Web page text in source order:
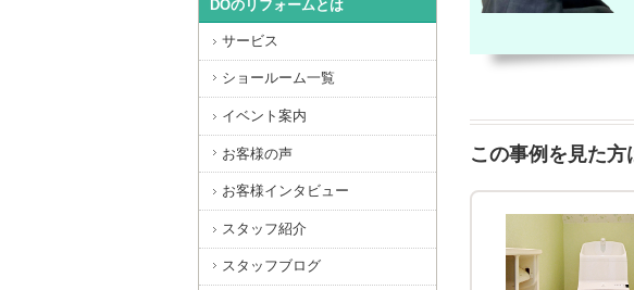
この事例を見た
DOのリフォームとは
サービス
ショールーム一覧
イベント案内
お客様の声
お客様インタビュー
スタッフ紹介
スタッフブログ